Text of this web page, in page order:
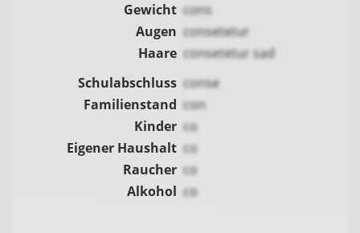
Gewicht cons
Augen consetetur
Haare consetetur sad
Schulabschluss conse
Familienstand con
Kinder co
Eigener Haushalt co
Raucher co
Alkohol co